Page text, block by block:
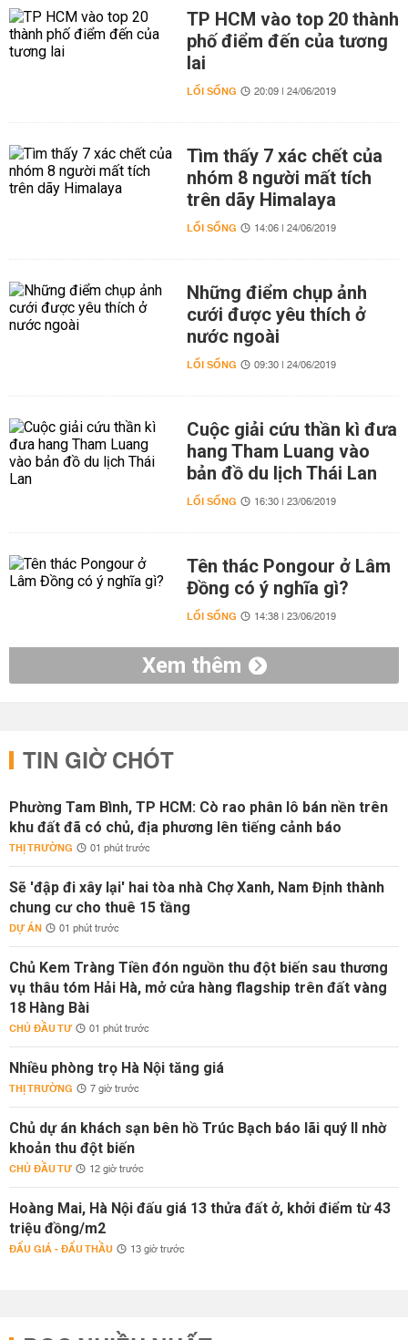
TP HCM vào top 20 thành
phố điểm đến của tương
lai
LỐI SỐNG 20:09 | 24/06/2019
Tìm thấy 7 xác chết của
nhóm 8 người mất tích
trên dãy Himalaya
LỐI SỐNG 14:06 | 24/06/2019
Những điểm chụp ảnh
cưới được yêu thích ở
nước ngoài
LỐI SỐNG 09:30 | 24/06/2019
Cuộc giải cứu thần kì đưa
hang Tham Luang vào
bản đồ du lịch Thái Lan
LỐI SỐNG 16:30 | 23/06/2019
Tên thác Pongour ở Lâm
Đồng có ý nghĩa gì?
LỐI SỐNG 14:38 | 23/06/2019
Xem thêm
TIN GIỜ CHÓT
Phường Tam Bình, TP HCM: Cò rao phân lô bán nền trên
khu đất đã có chủ, địa phương lên tiếng cảnh báo
THỊ TRƯỜNG 01 phút trước
Sẽ 'đập đi xây lại' hai tòa nhà Chợ Xanh, Nam Định thành
chung cư cho thuê 15 tầng
DỰ ÁN 01 phút trước
Chủ Kem Tràng Tiền đón nguồn thu đột biến sau thương
vụ thâu tóm Hải Hà, mở cửa hàng flagship trên đất vàng
18 Hàng Bài
CHỦ ĐẦU TƯ 01 phút trước
Nhiều phòng trọ Hà Nội tăng giá
THỊ TRƯỜNG 7 giờ trước
Chủ dự án khách sạn bên hồ Trúc Bạch báo lãi quý II nhờ
khoản thu đột biến
CHỦ ĐẦU TƯ 12 giờ trước
Hoàng Mai, Hà Nội đấu giá 13 thửa đất ở, khởi điểm từ 43
triệu đồng/m2
ĐẤU GIÁ - ĐẤU THẦU 13 giờ trước